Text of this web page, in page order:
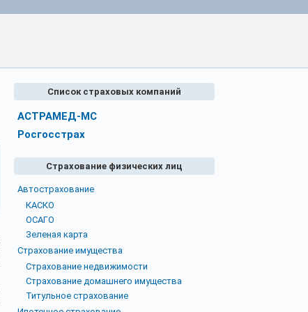
Список страховых компаний
АСТРАМЕД-МС
Росгосстрах
Страхование физических лиц
Автострахование
КАСКО
ОСАГО
Зеленая карта
Страхование имущества
Страхование недвижимости
Страхование домашнего имущества
Титульное страхование